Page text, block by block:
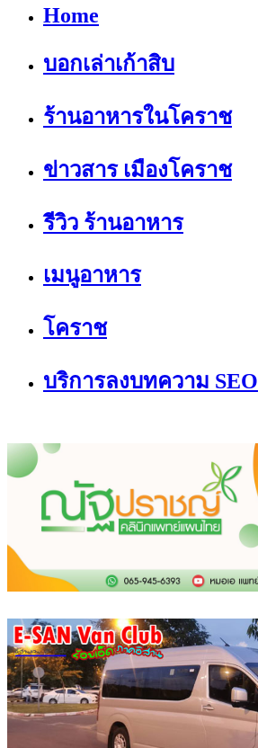
Home
บอกเล่าเก้าสิบ
ร้านอาหารในโคราช
ข่าวสาร เมืองโคราช
รีวิว ร้านอาหาร
เมนูอาหาร
โคราช
บริการลงบทความ SEO